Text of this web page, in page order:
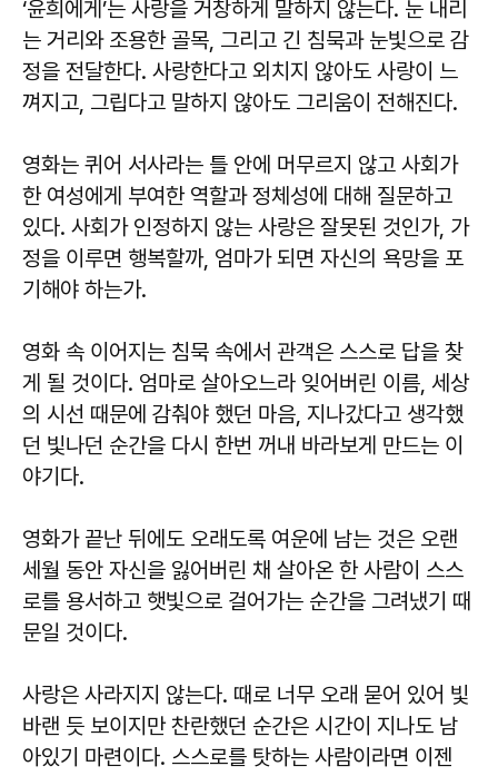
‘윤희에게’는 사랑을 거창하게 말하지 않는다. 눈 내리
는 거리와 조용한 골목, 그리고 긴 침묵과 눈빛으로 감
정을 전달한다. 사랑한다고 외치지 않아도 사랑이 느
껴지고, 그립다고 말하지 않아도 그리움이 전해진다.
영화는 퀴어 서사라는 틀 안에 머무르지 않고 사회가
한 여성에게 부여한 역할과 정체성에 대해 질문하고
있다. 사회가 인정하지 않는 사랑은 잘못된 것인가, 가
정을 이루면 행복할까, 엄마가 되면 자신의 욕망을 포
기해야 하는가.
영화 속 이어지는 침묵 속에서 관객은 스스로 답을 찾
게 될 것이다. 엄마로 살아오느라 잊어버린 이름, 세상
의 시선 때문에 감춰야 했던 마음, 지나갔다고 생각했
던 빛나던 순간을 다시 한번 꺼내 바라보게 만드는 이
야기다.
영화가 끝난 뒤에도 오래도록 여운에 남는 것은 오랜
세월 동안 자신을 잃어버린 채 살아온 한 사람이 스스
로를 용서하고 햇빛으로 걸어가는 순간을 그려냈기 때
문일 것이다.
사랑은 사라지지 않는다. 때로 너무 오래 묻어 있어 빛
바랜 듯 보이지만 찬란했던 순간은 시간이 지나도 남
아있기 마련이다. 스스로를 탓하는 사람이라면 이젠